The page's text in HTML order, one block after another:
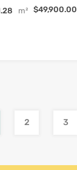
m² $49,900.00
2 3